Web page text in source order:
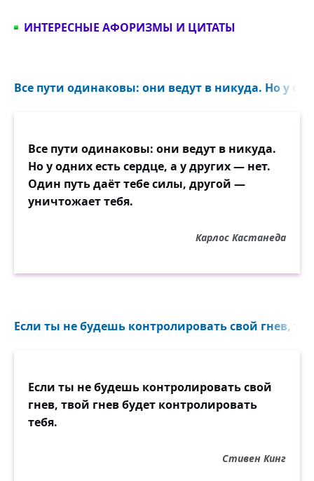
ИНТЕРЕСНЫЕ АФОРИЗМЫ И ЦИТАТЫ
Все пути одинаковы: они ведут в никуда. Но у
Все пути одинаковы: они ведут в никуда.
Но у одних есть сердце, а у других — нет.
Один путь даёт тебе силы, другой —
уничтожает тебя.
Карлос Кастанеда
Если ты не будешь контролировать свой гнев,
Если ты не будешь контролировать свой
гнев, твой гнев будет контролировать
тебя.
Стивен Кинг